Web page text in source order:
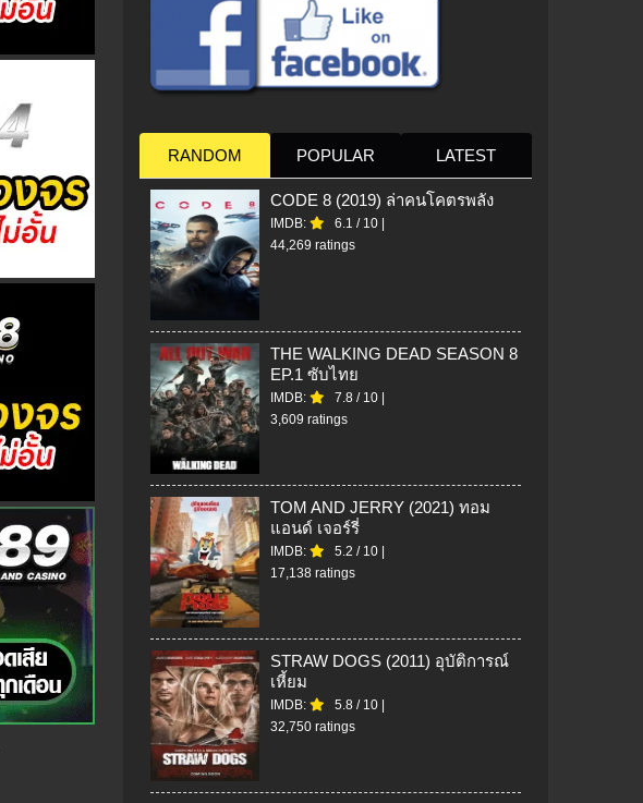
RANDOM POPULAR LATEST
CODE 8 (2019) ล่าคนโคตรพลัง
IMDB: 6.1 / 10
44,269 ratings
THE WALKING DEAD SEASON 8
EP.1 ซับไทย
IMDB: 7.8 / 10
3,609 ratings
TOM AND JERRY (2021) ทอม
แอนด์ เจอร์รี่
IMDB: 5.2 / 10
17,138 ratings
STRAW DOGS (2011) อุบัติการณ์
เหี้ยม
IMDB: 5.8 / 10
32,750 ratings